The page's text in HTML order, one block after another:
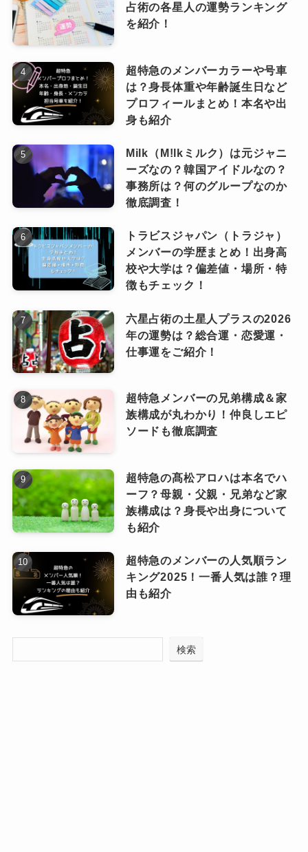
歌詞をチェックしていきましょう。
「溜めに溜めたフラストレーション パッと開
放するマスターベーション」からはじまり、
「いけない欲望 渦巻いてそう パンクしそうな
Shot!」
などと続いていきます。
ピンときた
なっちー
ね。
その後、悶々とした気持ちを抱えている人にま
るでいけないものを進めるかのような歌詞とな
ります。
「錠剤? 液体? はっきりとしない実体」
「それは気体か固体 聞きたいか答え?」
える」
ここまで、怪しい薬物を想起させるような歌詞
が続きます。
クリーピーナッツの真骨頂である
Creepy Nutsの曲はこのほかにも名言やテクニッ
クの宝庫です。
キング2024！バズった曲や有名曲も！
クリーピーナッツ(Creepy Nuts)ブレイクのき
っかけや海外の反応は？世界ランキング1位
はアニメマッシュ…
クリーピーナッツ(Creepy Nuts)の人気の理
由！なぜ魅力的？好きな理由は？何で有名に
なった？
まとめ
Creepy Nutsの歌詞はどれも個性的です。
特に「合法的トビ方ノススメ」は秀逸で、クリ
ーピーナッツの歌詞を語るには欠かせない存在
です。
今後のさらなる素晴らしい歌詞に注目ですね！
関連記事 クリーピーナッツ(Creepy Nuts)の人気曲ランキング2024！バズった曲や有名曲も！
関連記事
占術の各星人の運勢ランキング
を紹介！
超特急のメンバーカラーや号車
は？身長体重や年齢誕生日など
プロフィールまとめ！本名や出
身も紹介
Milk（M!lkミルク）は元ジャニ
ーズなの？韓国アイドルなの？
事務所は？何のグループなのか
徹底調査！
トラビスジャパン（トラジャ）
メンバーの学歴まとめ！出身高
校や大学は？偏差値・場所・特
徴もチェック！
六星占術の土星人プラスの2026
年の運勢は？総合運・恋愛運・
仕事運をご紹介！
超特急メンバーの兄弟構成＆家
族構成が丸わかり！仲良しエピ
ソードも徹底調査
超特急の髙松アロハは本名でハ
ーフ？母親・父親・兄弟など家
族構成は？身長や出身について
も紹介
超特急のメンバーの人気順ラン
キング2025！一番人気は誰？理
由も紹介
検索